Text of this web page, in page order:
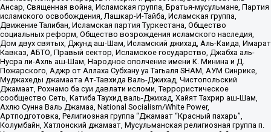
Ансар, Священная война, Исламская группа, Братья-мусульмане, Партия
исламского освобождения, Лашкар-И-Тайба, Исламская группа,
Движение Талибан, Исламская партия Туркестана, Общество
социальных реформ, Общество возрождения исламского наследия,
Дом двух святых, Джунд аш-Шам, Исламский джихад, Аль-Каида, Имарат
Кавказ, АБТО, Правый сектор, Исламское государство, Джабха аль-
Нусра ли-Ахль аш-Шам, Народное ополчение имени К. Минина и Д.
Пожарского, Аджр от Аллаха Субхану уа Тагьаля SHAM, АУМ Синрике,
Муджахеды джамаата Ат-Тавхида Валь-Джихад, Чистопольский
Джамаат, Рохнамо ба суи давлати исломи, Террористическое
сообщество Сеть, Катиба Таухид валь-Джихад, Хайят Тахрир аш-Шам,
Ахлю Сунна Валь Джамаа, National Socialism/White Power,
Артподготовка, Религиозная группа “Джамаат “Красный пахарь”,
Колумбайн, Хатлонский джамаат, Мусульманская религиозная группа п.